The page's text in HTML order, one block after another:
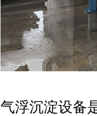
气浮沉淀设备